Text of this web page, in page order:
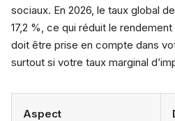
sociaux. En 2026, le taux global
17,2 %, ce qui réduit le
doit être prise en compte dans
surtout si votre taux marginal
Aspect